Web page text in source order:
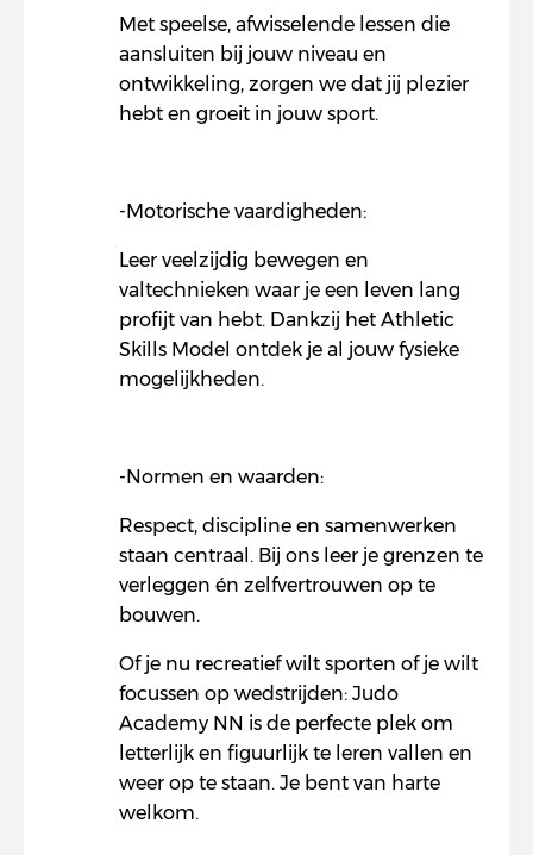
Met speelse, afwisselende lessen die
aansluiten bij jouw niveau en
ontwikkeling, zorgen we dat jij plezier
hebt en groeit in jouw sport.
-Motorische vaardigheden:
Leer veelzijdig bewegen en
valtechnieken waar je een leven lang
profijt van hebt. Dankzij het Athletic
Skills Model ontdek je al jouw fysieke
mogelijkheden.
-Normen en waarden:
Respect, discipline en samenwerken
staan centraal. Bij ons leer je grenzen te
verleggen én zelfvertrouwen op te
bouwen.
Of je nu recreatief wilt sporten of je wilt
focussen op wedstrijden: Judo
Academy NN is de perfecte plek om
letterlijk en figuurlijk te leren vallen en
weer op te staan. Je bent van harte
welkom.